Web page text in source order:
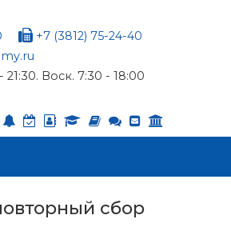
+7 (3812) 75-24-40
Воск. 7:30 - 18:00
сбор